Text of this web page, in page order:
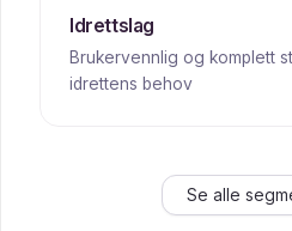
Idrettslag
Brukervennlig og komplett
idrettens behov
Se alle